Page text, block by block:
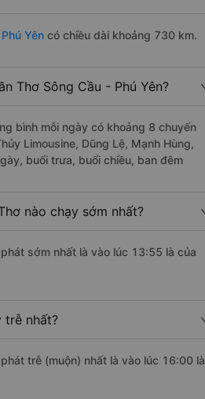
Yên có chiều dài khoảng 730 km.
Thơ Sông Cầu - Phú Yên?
bình mỗi ngày có khoảng 8 chuyến
Limousine, Dũng Lệ, Mạnh Hùng,
buổi trưa, buổi chiều, ban đêm
nào chạy sớm nhất?
sớm nhất là vào lúc 13:55 là của
trễ nhất?
trễ (muộn) nhất là vào lúc 16:00 là